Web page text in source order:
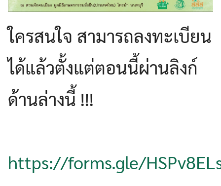
ใครสนใจ สามารถลงทะเบียน
ได้แล้วตั้งแต่ตอนนี้ผ่านลิงก์
ด้านล่างนี้ !!!
https://forms.gle/